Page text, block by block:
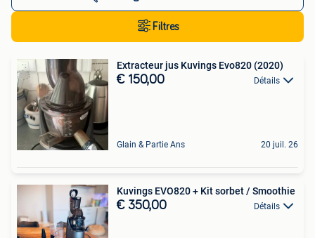
Filtres
Extracteur jus Kuvings Evo820 (2020)
€ 150,00 Détails
Glain & Partie Ans 20 juil. 26
Kuvings EVO820 + Kit sorbet / Smoothie
€ 350,00 Détails